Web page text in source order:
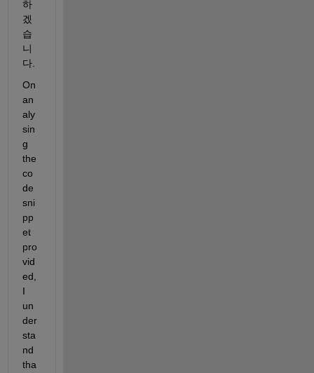
하
겠
습
니
다.
On
an
aly
sin
g
the
co
de
sni
pp
et
pro
vid
ed,
I
un
der
sta
nd
tha